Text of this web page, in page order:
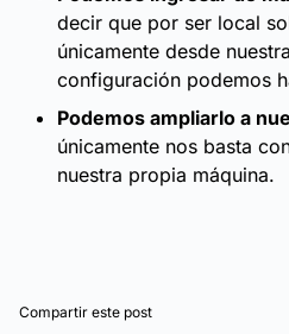
decir que por ser local
únicamente desde
configuración podemos
Podemos ampliarlo a
únicamente nos basta
nuestra propia máquina.
Compartir este post